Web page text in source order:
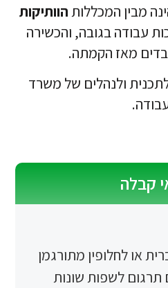
הוותיקות
והכשירה
של משרד
מתורגמן
שונות